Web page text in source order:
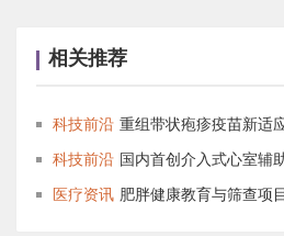
相关推荐
科技前沿 重组带状疱疹疫苗新适
科技前沿 国内首创介入式心室辅
医疗资讯 肥胖健康教育与筛查项